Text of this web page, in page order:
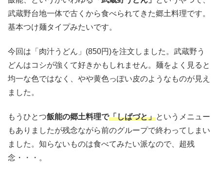
武蔵野台地一体で古くから食べられてきた郷土料理です。
基本つけ麺タイプみたいです。
今回は「肉汁うどん」(850円)を注文しました。武蔵野う
どんはコシが強くて好きかもしれません。麺をよく見ると
均一な色ではなく、やや黄色っぽい皮のようなものが見え
ました。
もうひとつ飯能の郷土料理で「しばづと」というメニュー
もありましたが残念ながら前のグループで終わってしまい
ました。知らないものは食べてみたい派なので、超残
念・・・。